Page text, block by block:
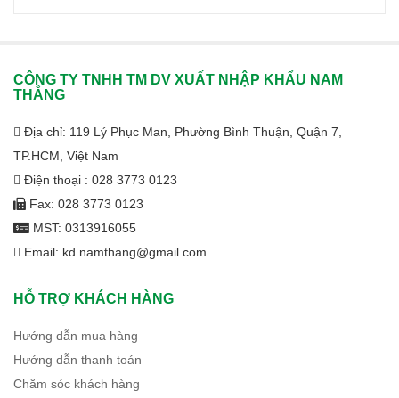
CÔNG TY TNHH TM DV XUẤT NHẬP KHẨU NAM
THẮNG
Địa chỉ: 119 Lý Phục Man, Phường Bình Thuận, Quận 7,
TP.HCM, Việt Nam
Điện thoại : 028 3773 0123
Fax: 028 3773 0123
MST: 0313916055
Email: kd.namthang@gmail.com
HỖ TRỢ KHÁCH HÀNG
Hướng dẫn mua hàng
Hướng dẫn thanh toán
Chăm sóc khách hàng